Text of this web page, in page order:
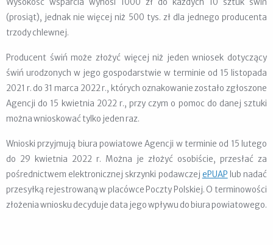
(prosiąt), jednak nie więcej niż 500 tys. zł dla jednego producenta
trzody chlewnej.
Producent świń może złożyć więcej niż jeden wniosek dotyczący
świń urodzonych w jego gospodarstwie w terminie od 15 listopada
2021 r. do 31 marca 2022 r., których oznakowanie zostało zgłoszone
Agencji do 15 kwietnia 2022 r., przy czym o pomoc do danej sztuki
można wnioskować tylko jeden raz.
Wnioski przyjmują biura powiatowe Agencji w terminie od 15 lutego
do 29 kwietnia 2022 r. Można je złożyć osobiście, przesłać za
pośrednictwem elektronicznej skrzynki podawczej ePUAP lub nadać
przesyłką rejestrowaną w placówce Poczty Polskiej. O terminowości
złożenia wniosku decyduje data jego wpływu do biura powiatowego.